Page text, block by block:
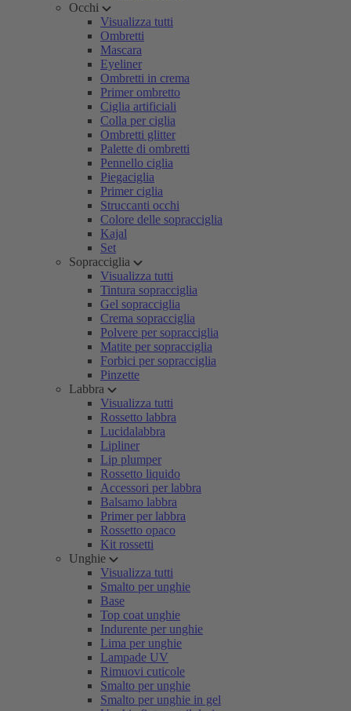
Occhi
Visualizza tutti
Ombretti
Mascara
Eyeliner
Ombretti in crema
Primer ombretto
Ciglia artificiali
Colla per ciglia
Ombretti glitter
Palette di ombretti
Pennello ciglia
Piegaciglia
Primer ciglia
Struccanti occhi
Colore delle sopracciglia
Kajal
Set
Sopracciglia
Visualizza tutti
Tintura sopracciglia
Gel sopracciglia
Crema sopracciglia
Polvere per sopracciglia
Matite per sopracciglia
Forbici per sopracciglia
Pinzette
Labbra
Visualizza tutti
Rossetto labbra
Lucidalabbra
Lipliner
Lip plumper
Rossetto liquido
Accessori per labbra
Balsamo labbra
Primer per labbra
Rossetto opaco
Kit rossetti
Unghie
Visualizza tutti
Smalto per unghie
Base
Top coat unghie
Indurente per unghie
Lima per unghie
Lampade UV
Rimuovi cuticole
Smalto per unghie
Smalto per unghie in gel